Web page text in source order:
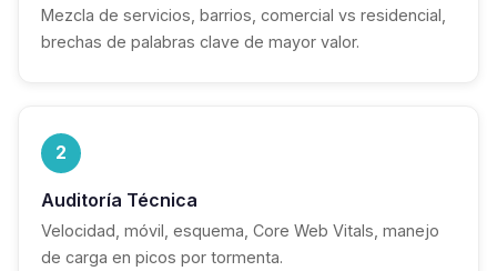
Mezcla de servicios, barrios, comercial vs residencial,
brechas de palabras clave de mayor valor.
2
Auditoría Técnica
Velocidad, móvil, esquema, Core Web Vitals, manejo
de carga en picos por tormenta.